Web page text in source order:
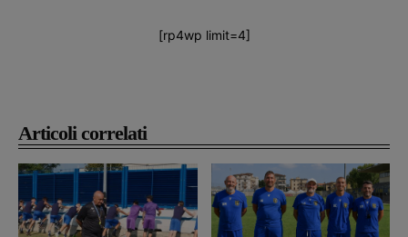
Articoli correlati
[rp4wp limit=4]